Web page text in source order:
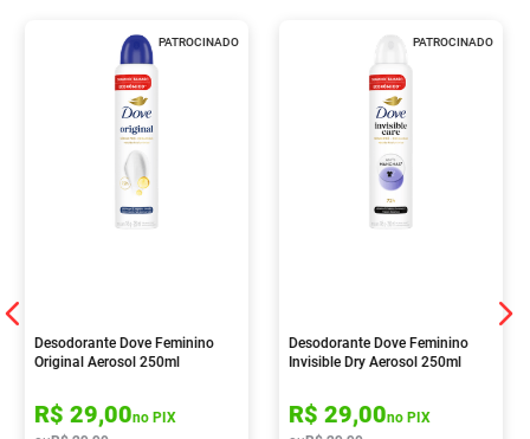
PATROCINADO
Desodorante Dove Feminino
Original Aerosol 250ml
R$ 29,00no PIX
PATROCINADO
Desodorante Dove Feminino
Invisible Dry Aerosol 250ml
R$ 29,00no PIX